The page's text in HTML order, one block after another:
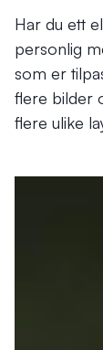
Har du ett
personlig
som er
flere bilder
flere ulike